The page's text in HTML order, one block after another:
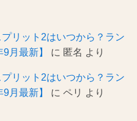
リット2はいつから？ラン
月最新】
に 匿名 より
リット2はいつから？ラン
月最新】
に ペリ より